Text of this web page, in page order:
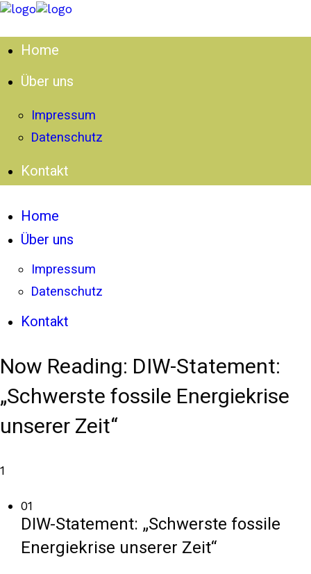
Home
Über uns
Impressum
Datenschutz
Kontakt
Home
Über uns
Impressum
Datenschutz
Kontakt
Now Reading: DIW-Statement:
„Schwerste fossile Energiekrise
unserer Zeit“
1
01
DIW-Statement: „Schwerste fossile
Energiekrise unserer Zeit“